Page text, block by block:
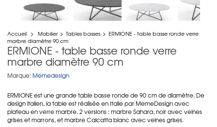
Accueil > Mobilier > Tables basses > ERMIONE - table basse ronde verre
marbre diamètre 90 cm
ERMIONE - table basse ronde verre
marbre diamètre 90 cm
Marque: Memedesign
ERMIONE est une grande table basse ronde de 90 cm de diamètre. De
design italien, la table est réalisée en Italie par MemeDesign avec
plateau en verre marbre. 2 versions : marbre Sahara, noir avec veines
grises et marrons, et marbre Calcatta blanc avec veines grises.